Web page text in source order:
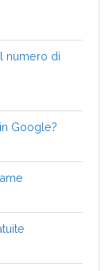
numero di
Google?